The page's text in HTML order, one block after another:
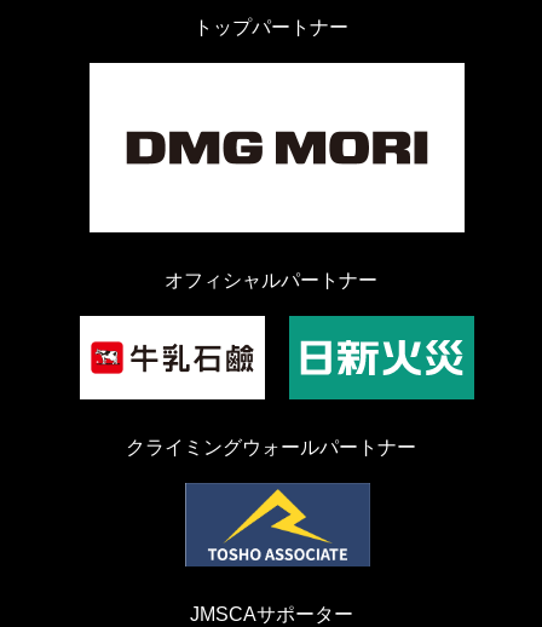
トップパートナー
オフィシャルパートナー
クライミングウォールパートナー
JMSCAサポーター